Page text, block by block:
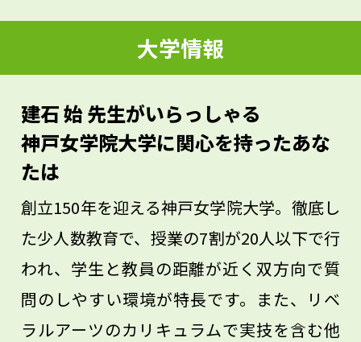
しいです。そうした姿勢があれば、大学で
より深い探求ができると思います。
大学情報
建石 始 先生がいらっしゃる
神戸女学院大学に関心を持ったあな
たは
創立150年を迎える神戸女学院大学。徹底し
た少人数教育で、授業の7割が20人以下で行
われ、学生と教員の距離が近く双方向で質
問のしやすい環境が特長です。また、リベ
ラルアーツのカリキュラムで実技を含む他